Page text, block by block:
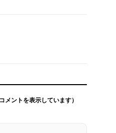
メントを表示しています）